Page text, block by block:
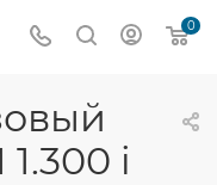
0
1.300 i